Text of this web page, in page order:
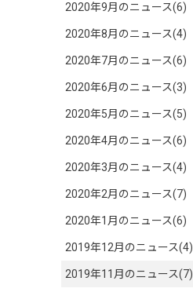
2020年9月のニュース(6)
2020年8月のニュース(4)
2020年7月のニュース(6)
2020年6月のニュース(3)
2020年5月のニュース(5)
2020年4月のニュース(6)
2020年3月のニュース(4)
2020年2月のニュース(7)
2020年1月のニュース(6)
2019年12月のニュース(4)
2019年11月のニュース(7)